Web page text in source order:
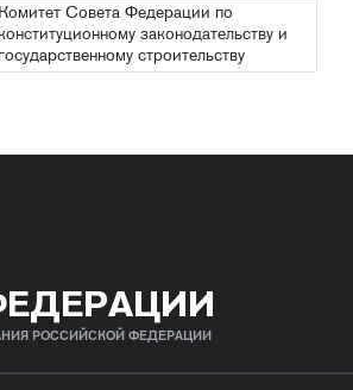
Комитет Совета Федерации по
конституционному законодательству и
государственному строительству
РОССИЙСКОЙ ФЕДЕРАЦИИ